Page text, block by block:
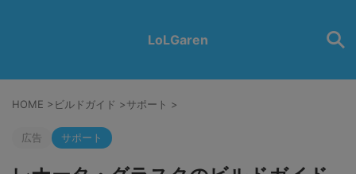
LoLGaren
HOME > ビルドガイド >サポート >
広告 サポート